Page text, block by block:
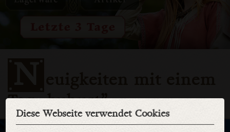
Tag „buhurt”
Diese Webseite verwendet Cookies